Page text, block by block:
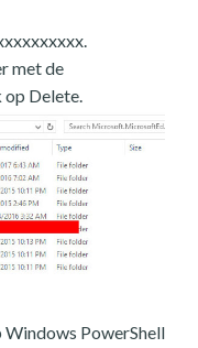
met de
op Delete.
PowerShell